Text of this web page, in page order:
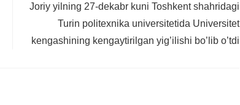
Joriy yilning 27-dekabr kuni Toshkent shahridagi
Turin politexnika universitetida Universitet
kengashining kengaytirilgan yig’ilishi bo’lib o’tdi